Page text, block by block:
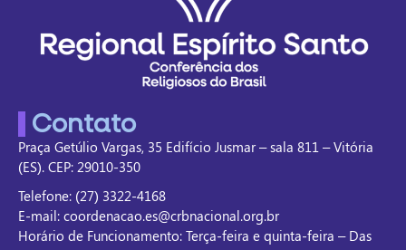
Contato
Praça Getúlio Vargas, 35 Edifício Jusmar – sala 811 – Vitória
(ES). CEP: 29010-350
Telefone: (27) 3322-4168
E-mail: coordenacao.es@crbnacional.org.br
Horário de Funcionamento: Terça-feira e quinta-feira – Das